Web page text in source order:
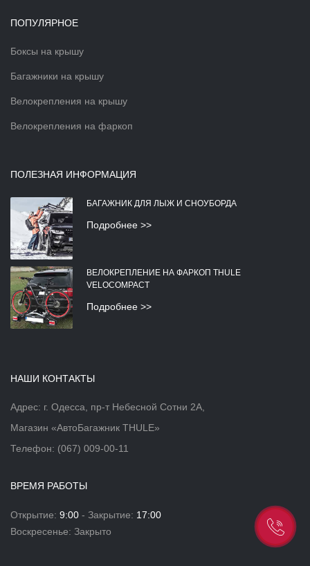
ПОПУЛЯРНОЕ
Боксы на крышу
Багажники на крышу
Велокрепления на крышу
Велокрепления на фаркоп
ПОЛЕЗНАЯ ИНФОРМАЦИЯ
БАГАЖНИК ДЛЯ ЛЫЖ И СНОУБОРДА
Подробнее >>
ВЕЛОКРЕПЛЕНИЕ НА ФАРКОП THULE
VELOCOMPACT
Подробнее >>
НАШИ КОНТАКТЫ
Адрес: г. Одесса, пр-т Небесной Сотни 2А,
Магазин «АвтоБагажник THULE»
Телефон: (067) 009-00-11
ВРЕМЯ РАБОТЫ
Открытие: 9:00 - Закрытие: 17:00
Воскресенье: Закрыто